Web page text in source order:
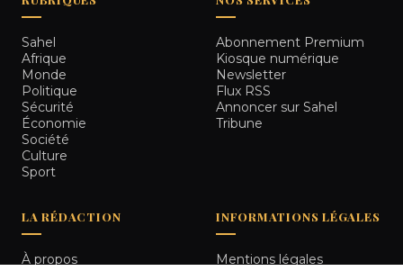
Sahel
Afrique
Monde
Politique
Sécurité
Économie
Société
Culture
Sport
Abonnement Premium
Kiosque numérique
Newsletter
Flux RSS
Annoncer sur Sahel
Tribune
LA RÉDACTION
À propos
INFORMATIONS LÉGALES
Mentions légales